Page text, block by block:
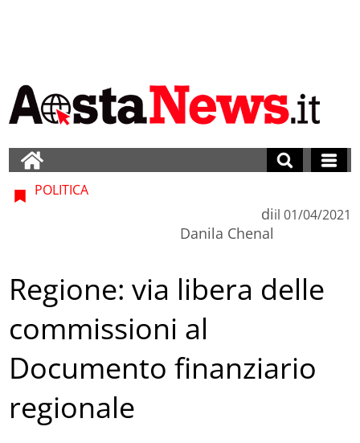
POLITICA
di
Danila Chenal
il 01/04/2021
Regione: via libera delle
commissioni al
Documento finanziario
regionale